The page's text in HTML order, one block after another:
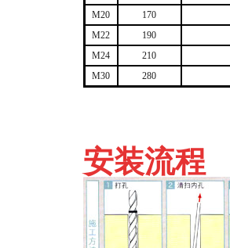
M20
170
M22
190
M24
210
M30
280
安装流程